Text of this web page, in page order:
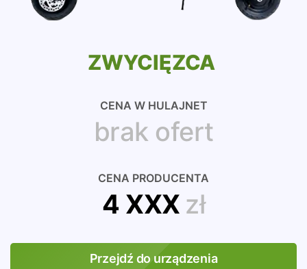
ZWYCIĘZCA
CENA W HULAJNET
brak ofert
CENA PRODUCENTA
4 XXX zł
Przejdź do urządzenia